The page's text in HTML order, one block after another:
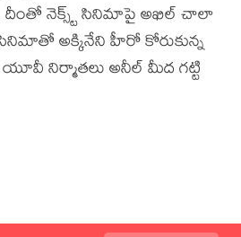
దీంతో నెక్స్ట్ సినిమాపై అఖిల్ చాలా
అక్కినేని హీరో కోరుకున్న
నిర్మాతలు అనీల్ మీద గట్టి